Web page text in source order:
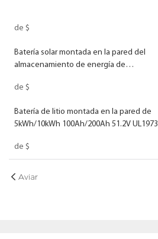
de $
Batería solar montada en la pared del
almacenamiento de energía de
51.2V CB IEC62619 CE-EMC
de $
Batería de litio montada en la pared de
5kWh/10kWh 100Ah/200Ah 51.2V UL1973
de $
Aviar